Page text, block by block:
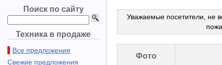
Поиск по сайту
Техника в продаже
Все предложения
Свежие предложения
Уважаемые посетители, не
Фото